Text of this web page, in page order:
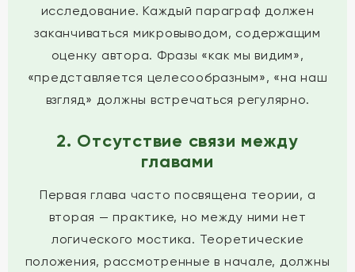
исследование. Каждый параграф должен
заканчиваться микровыводом, содержащим
оценку автора. Фразы «как мы видим»,
«представляется целесообразным», «на наш
взгляд» должны встречаться регулярно.
2. Отсутствие связи между
главами
Первая глава часто посвящена теории, а
вторая — практике, но между ними нет
логического мостика. Теоретические
положения, рассмотренные в начале, должны